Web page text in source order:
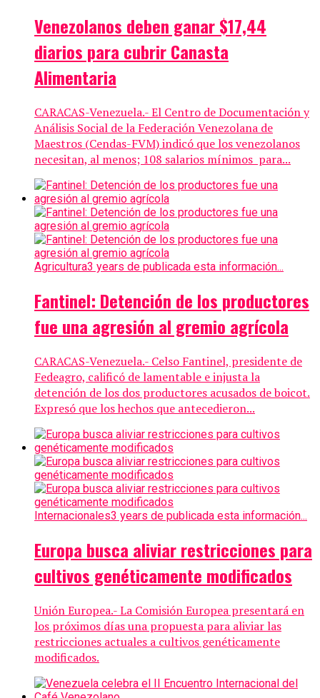
Venezolanos deben ganar $17,44
diarios para cubrir Canasta
Alimentaria
CARACAS-Venezuela.- El Centro de Documentación y
Análisis Social de la Federación Venezolana de
Maestros (Cendas-FVM) indicó que los venezolanos
necesitan, al menos; 108 salarios mínimos para...
Agricultura3 years de publicada esta información...
Fantinel: Detención de los productores
fue una agresión al gremio agrícola
CARACAS-Venezuela.- Celso Fantinel, presidente de
Fedeagro, calificó de lamentable e injusta la
detención de los dos productores acusados de boicot.
Expresó que los hechos que antecedieron...
Internacionales3 years de publicada esta información...
Europa busca aliviar restricciones para
cultivos genéticamente modificados
Unión Europea.- La Comisión Europea presentará en
los próximos días una propuesta para aliviar las
restricciones actuales a cultivos genéticamente
modificados.